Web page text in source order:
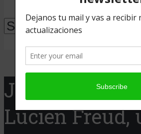
Jaque Cine
Lucien Freud,